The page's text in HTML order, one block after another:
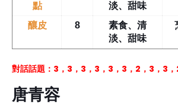
點
淡、甜味
釀皮
8
素食、清
淡、甜味
對話話題：3，3，3，3，3，3，2，3，3
唐青容